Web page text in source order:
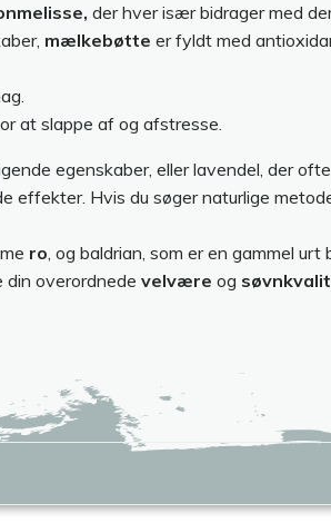
der hver især bidrager med
mælkebøtte er fyldt med
at slappe af og afstresse.
egenskaber, eller lavendel, der
Hvis du søger naturlige
ro, og baldrian, som er en gammel
overordnede velvære og